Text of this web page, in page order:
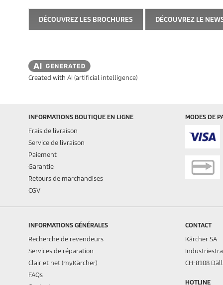
DÉCOUVREZ LES BROCHURES DÉCOUVREZ LE
Created with AI (artificial intelligence)
INFORMATIONS BOUTIQUE EN LIGNE
Frais de livraison
Service de livraison
Paiement
Garantie
Retours de marchandises
CGV
MODES DE
INFORMATIONS GÉNÉRALES
Recherche de revendeurs
Services de réparation
Clair et net (myKärcher)
FAQs
CONTACT
Kärcher SA
CH-8108
HOTLINE